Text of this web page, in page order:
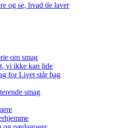
og se, hvad de laver
om smag
vi ikke kan lide
for Livet står bag
smag